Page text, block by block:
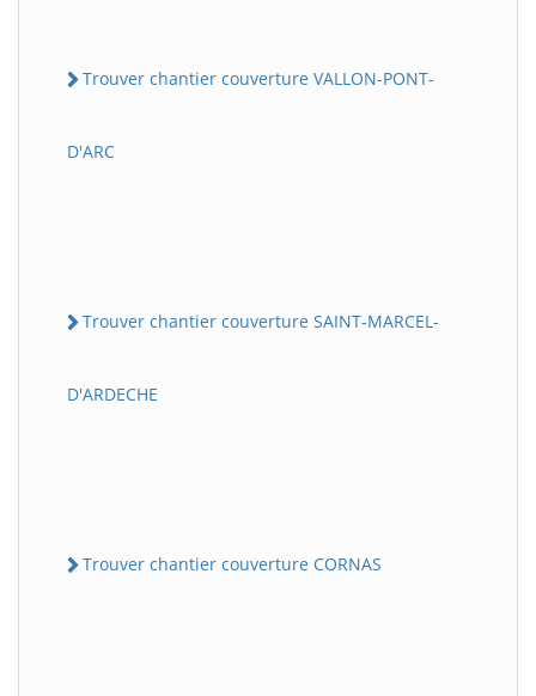
Trouver chantier couverture VALLON-PONT-
D'ARC
Trouver chantier couverture SAINT-MARCEL-
D'ARDECHE
Trouver chantier couverture CORNAS